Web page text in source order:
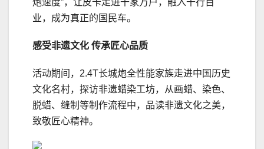
炮速度”，让皮卡走进千家万户，融入千行百
业，成为真正的国民车。
感受非遗文化 传承匠心品质
活动期间，2.4T长城炮全性能家族走进中国历史
文化名村，探访非遗蜡染工坊，从画蜡、染色、
脱蜡、缝制等制作流程中，品读非遗文化之美，
致敬匠心精神。